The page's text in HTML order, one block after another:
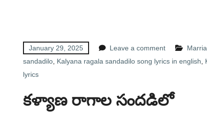
January 29, 2025 Leave a comment
sandadilo Kalyana ragala sandadilo song lyrics in english
lyrics
కళ్యాణ రాగాల సందడిలో